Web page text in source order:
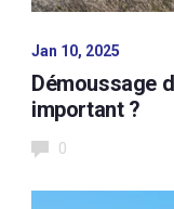
Jan 10, 2025
Démoussage
important ?
0